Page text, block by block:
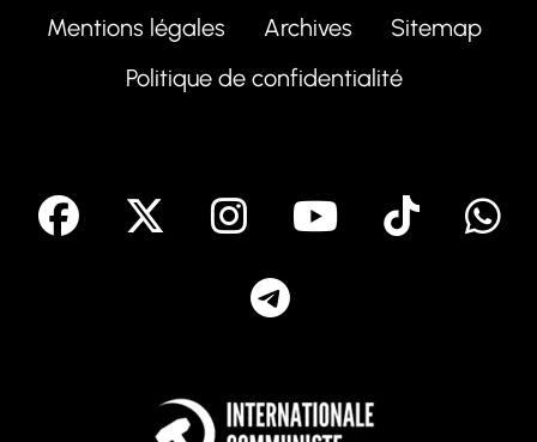
Mentions légales Archives
Sitemap
Politique de confidentialité
facebook Instagram
Youtube
Tik